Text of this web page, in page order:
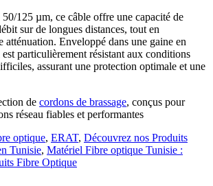
125 µm, ce câble offre une capacité de
sur de longues distances, tout en
atténuation. Enveloppé dans une gaine en
particulièrement résistant aux conditions
assurant une protection optimale et une
de cordons de brassage, conçus pour
réseau fiables et performantes
optique, ERAT, Découvrez nos Produits
Tunisie, Matériel Fibre optique Tunisie :
Fibre Optique